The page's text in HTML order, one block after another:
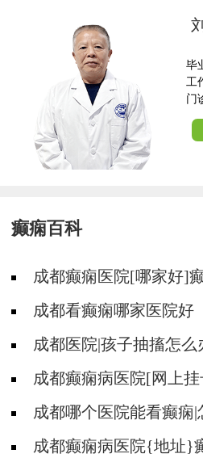
毕
工
门
癫痫百科
成都癫痫医院[哪家好]
吗?成都看癫痫哪家医院好
什么有癫痫的病人容易猝
成都医院|孩子抽搐怎
作的原因是什么?
成都癫痫病医院[网上
意什么?
成都哪个医院能看癫痫
险?成都癫痫病医院{地址}